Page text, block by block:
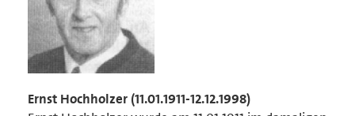
Ernst Hochholzer (11.01.1911-12.12.1998)